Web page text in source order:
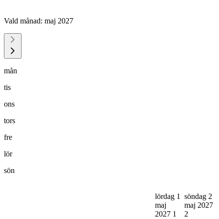
Vald månad: maj 2027
mån
tis
ons
tors
fre
lör
sön
lördag 1
maj
2027 1
söndag 2
maj 2027
2